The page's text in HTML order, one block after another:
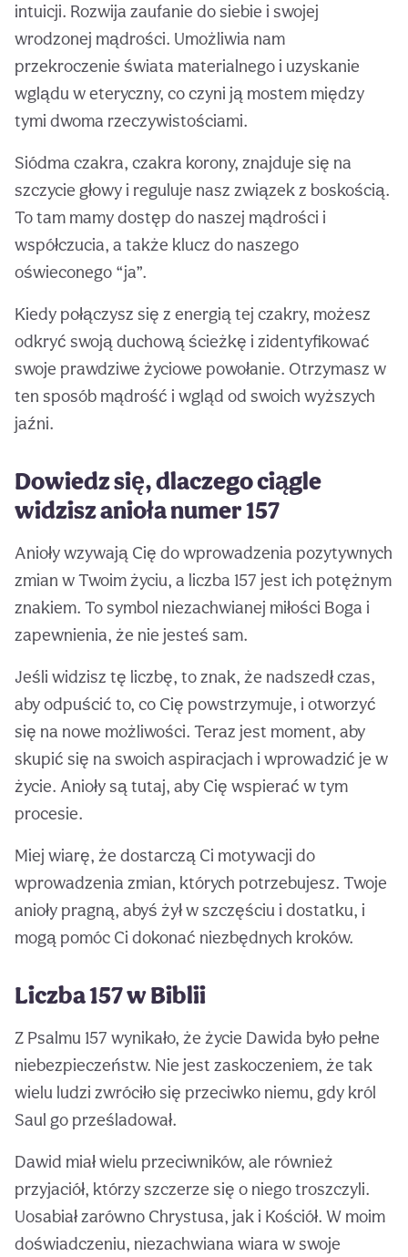
intuicji. Rozwija zaufanie do siebie i swojej
wrodzonej mądrości. Umożliwia nam
przekroczenie świata materialnego i uzyskanie
wglądu w eteryczny, co czyni ją mostem między
tymi dwoma rzeczywistościami.
Siódma czakra, czakra korony, znajduje się na
szczycie głowy i reguluje nasz związek z boskością.
To tam mamy dostęp do naszej mądrości i
współczucia, a także klucz do naszego
oświeconego “ja”.
Kiedy połączysz się z energią tej czakry, możesz
odkryć swoją duchową ścieżkę i zidentyfikować
swoje prawdziwe życiowe powołanie. Otrzymasz w
ten sposób mądrość i wgląd od swoich wyższych
jaźni.
Dowiedz się, dlaczego ciągle
widzisz anioła numer 157
Anioły wzywają Cię do wprowadzenia pozytywnych
zmian w Twoim życiu, a liczba 157 jest ich potężnym
znakiem. To symbol niezachwianej miłości Boga i
zapewnienia, że nie jesteś sam.
Jeśli widzisz tę liczbę, to znak, że nadszedł czas,
aby odpuścić to, co Cię powstrzymuje, i otworzyć
się na nowe możliwości. Teraz jest moment, aby
skupić się na swoich aspiracjach i wprowadzić je w
życie. Anioły są tutaj, aby Cię wspierać w tym
procesie.
Miej wiarę, że dostarczą Ci motywacji do
wprowadzenia zmian, których potrzebujesz. Twoje
anioły pragną, abyś żył w szczęściu i dostatku, i
mogą pomóc Ci dokonać niezbędnych kroków.
Liczba 157 w Biblii
Z Psalmu 157 wynikało, że życie Dawida było pełne
niebezpieczeństw. Nie jest zaskoczeniem, że tak
wielu ludzi zwróciło się przeciwko niemu, gdy król
Saul go prześladował.
Dawid miał wielu przeciwników, ale również
przyjaciół, którzy szczerze się o niego troszczyli.
Uosabiał zarówno Chrystusa, jak i Kościół. W moim
doświadczeniu, niezachwiana wiara w swoje